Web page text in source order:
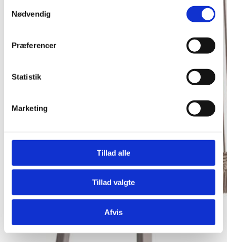
Nødvendig
Præferencer
Statistik
Marketing
Tillad alle
Tillad valgte
Afvis